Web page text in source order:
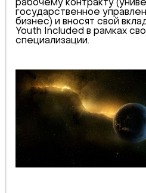
рабочему контракту
государственное
бизнес) и вносят свой
Youth Included в рамках
специализации.